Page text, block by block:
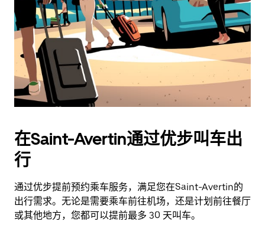
在Saint-Avertin通过优步叫车出
行
通过优步提前预约乘车服务，满足您在Saint-Avertin的
出行需求。无论是需要乘车前往机场，还是计划前往餐厅
或其他地方，您都可以提前最多 30 天叫车。